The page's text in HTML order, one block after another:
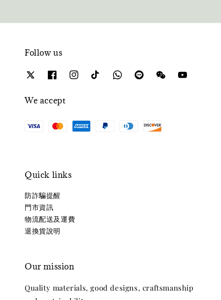
Follow us
We accept
Quick links
防詐騙提醒
門市資訊
物流配送及運費
退換貨說明
Our mission
Quality materials, good designs, craftsmanship